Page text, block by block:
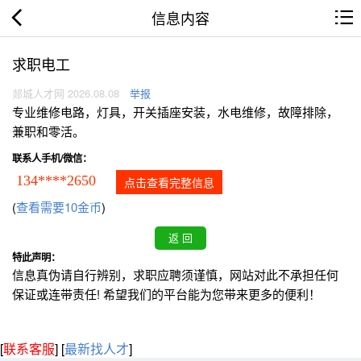
信息内容
求职电工
郯城人才网 2026.08.08 举报
专业维修电路，灯具，开关插座安装，水电维修，故障排除，
兼职和零活。
联系人手机/微信：
134****2650 点击查看完整信息
(查看需要10金币)
特此声明：
信息真伪请自行辨别，求职应聘须谨慎，网站对此不承担任何
保证或连带责任! 希望我们的平台能为您带来更多的便利！
[联系客服] [最新找人才]